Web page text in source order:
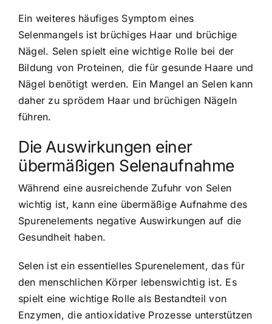
Ein weiteres häufiges Symptom eines
Selenmangels ist brüchiges Haar und brüchige
Nägel. Selen spielt eine wichtige Rolle bei der
Bildung von Proteinen, die für gesunde Haare und
Nägel benötigt werden. Ein Mangel an Selen kann
daher zu sprödem Haar und brüchigen Nägeln
führen.
Die Auswirkungen einer
übermäßigen Selenaufnahme
Während eine ausreichende Zufuhr von Selen
wichtig ist, kann eine übermäßige Aufnahme des
Spurenelements negative Auswirkungen auf die
Gesundheit haben.
Selen ist ein essentielles Spurenelement, das für
den menschlichen Körper lebenswichtig ist. Es
spielt eine wichtige Rolle als Bestandteil von
Enzymen, die antioxidative Prozesse unterstützen